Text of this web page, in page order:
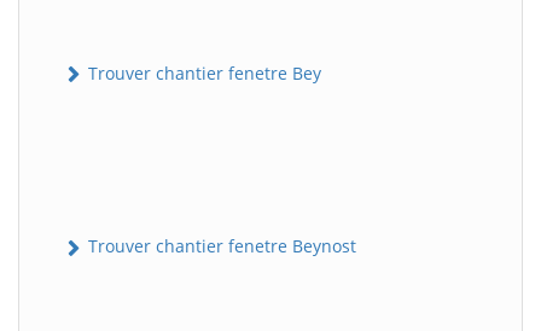
Trouver chantier fenetre Bey
Trouver chantier fenetre Beynost